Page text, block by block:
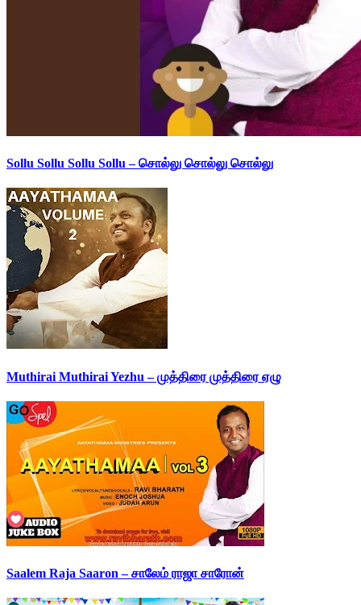
Sollu Sollu Sollu Sollu – சொல்லு சொல்லு சொல்லு
Muthirai Muthirai Yezhu – முத்திரை முத்திரை ஏழு
Saalem Raja Saaron – சாலேம் ராஜா சாரோன்